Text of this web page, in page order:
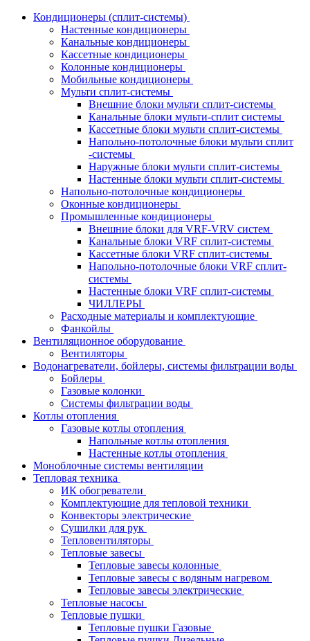
Кондиционеры (сплит-системы)
Настенные кондиционеры
Канальные кондиционеры
Кассетные кондиционеры
Колонные кондиционеры
Мобильные кондиционеры
Мульти сплит-системы
Внешние блоки мульти сплит-системы
Канальные блоки мульти-сплит системы
Кассетные блоки мульти сплит-системы
Напольно-потолочные блоки мульти сплит
-системы
Наружные блоки мульти сплит-системы
Настенные блоки мульти сплит-системы
Напольно-потолочные кондиционеры
Оконные кондиционеры
Промышленные кондиционеры
Внешние блоки для VRF-VRV систем
Канальные блоки VRF сплит-системы
Кассетные блоки VRF сплит-системы
Напольно-потолочные блоки VRF сплит-
системы
Настенные блоки VRF сплит-системы
ЧИЛЛЕРЫ
Расходные материалы и комплектующие
Фанкойлы
Вентиляционное оборудование
Вентиляторы
Водонагреватели, бойлеры, системы фильтрации воды
Бойлеры
Газовые колонки
Системы фильтрации воды
Котлы отопления
Газовые котлы отопления
Напольные котлы отопления
Настенные котлы отопления
Моноблочные системы вентиляции
Тепловая техника
ИК обогреватели
Комплектующие для тепловой техники
Конвекторы электрические
Сушилки для рук
Тепловентиляторы
Тепловые завесы
Тепловые завесы колонные
Тепловые завесы с водяным нагревом
Тепловые завесы электрические
Тепловые насосы
Тепловые пушки
Тепловые пушки Газовые